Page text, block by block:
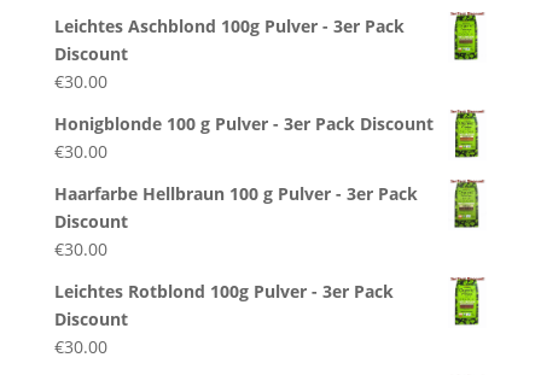
Leichtes Aschblond 100g Pulver - 3er Pack
Discount
€30.00
Honigblonde 100 g Pulver - 3er Pack Discount
€30.00
Haarfarbe Hellbraun 100 g Pulver - 3er Pack
Discount
€30.00
Leichtes Rotblond 100g Pulver - 3er Pack
Discount
€30.00